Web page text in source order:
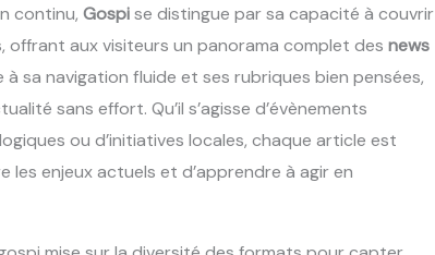
continu, Gospise distingue par sa capacité à couvrir
offrant aux visiteurs un panorama complet des news
à sa navigation fluide et ses rubriques bien pensées,
sans effort. Qu’il s’agisse d’évènements
ou d’initiatives locales, chaque article est
les enjeux actuels et d’apprendre à agir en